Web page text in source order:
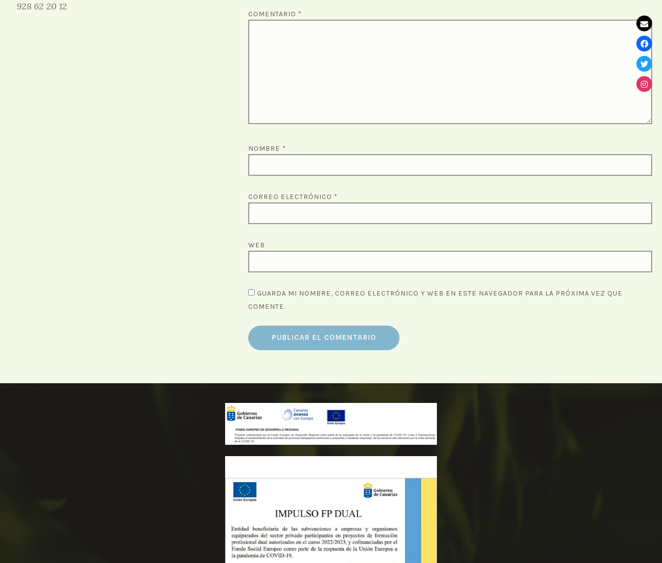
COMENTARIO *
NOMBRE *
CORREO ELECTRÓNICO *
WEB
GUARDA MI NOMBRE, CORREO ELECTRÓNICO Y WEB EN ESTE NAVEGADOR PARA LA PRÓXIMA VEZ QUE
COMENTE.
928 62 20 12